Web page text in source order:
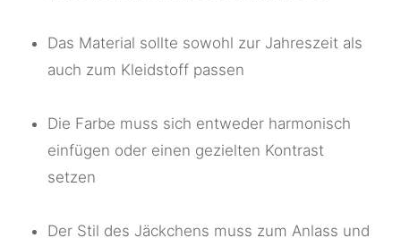
Das Material sollte sowohl zur Jahreszeit als
auch zum Kleidstoff passen
Die Farbe muss sich entweder harmonisch
einfügen oder einen gezielten Kontrast
setzen
Der Stil des Jäckchens muss zum Anlass und